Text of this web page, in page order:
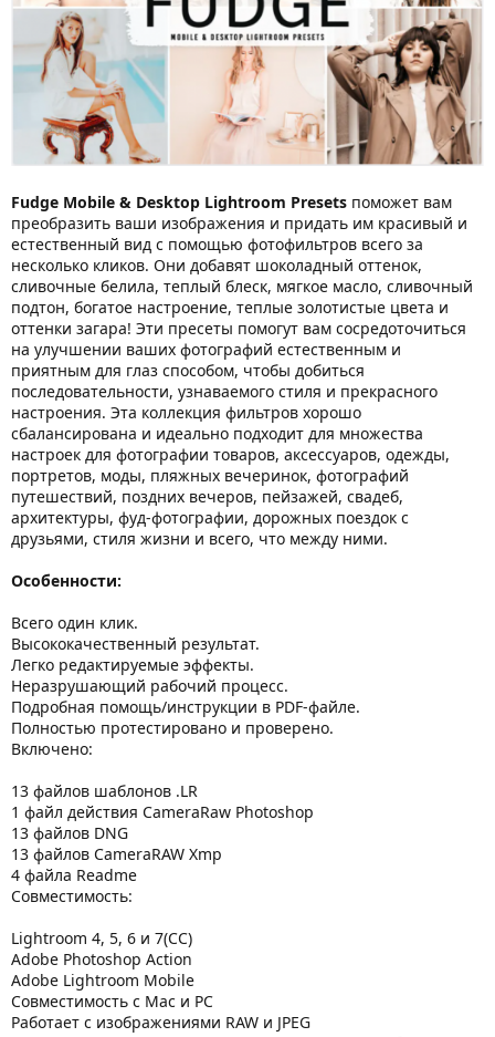
Fudge Mobile & Desktop Lightroom Presets поможет вам
преобразить ваши изображения и придать им красивый и
естественный вид с помощью фотофильтров всего за
несколько кликов. Они добавят шоколадный оттенок,
сливочные белила, теплый блеск, мягкое масло, сливочный
подтон, богатое настроение, теплые золотистые цвета и
оттенки загара! Эти пресеты помогут вам сосредоточиться
на улучшении ваших фотографий естественным и
приятным для глаз способом, чтобы добиться
последовательности, узнаваемого стиля и прекрасного
настроения. Эта коллекция фильтров хорошо
сбалансирована и идеально подходит для множества
настроек для фотографии товаров, аксессуаров, одежды,
портретов, моды, пляжных вечеринок, фотографий
путешествий, поздних вечеров, пейзажей, свадеб,
архитектуры, фуд-фотографии, дорожных поездок с
друзьями, стиля жизни и всего, что между ними.
Особенности:
Всего один клик.
Высококачественный результат.
Легко редактируемые эффекты.
Неразрушающий рабочий процесс.
Подробная помощь/инструкции в PDF-файле.
Полностью протестировано и проверено.
Включено:
13 файлов шаблонов .LR
1 файл действия CameraRaw Photoshop
13 файлов DNG
13 файлов CameraRAW Xmp
4 файла Readme
Совместимость:
Lightroom 4, 5, 6 и 7(CC)
Adobe Photoshop Action
Adobe Lightroom Mobile
Совместимость с Mac и PC
Работает с изображениями RAW и JPEG